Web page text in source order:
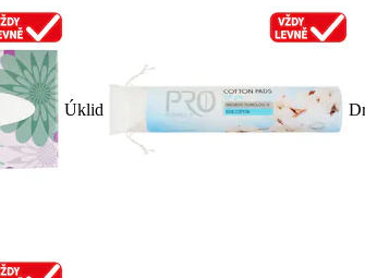
Úklid